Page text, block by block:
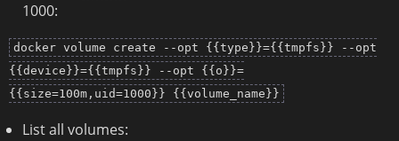
1000:
docker volume create --opt {{type}}={{tmpfs}} --opt
{{device}}={{tmpfs}} --opt {{o}}=
{{size=100m,uid=1000}} {{volume_name}}
List all volumes: